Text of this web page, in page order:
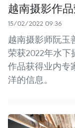
越南摄影作
15/02/2022 09:36
越南摄影师阮玉
荣获2022年水下
作品获得业内专
洋的信息。